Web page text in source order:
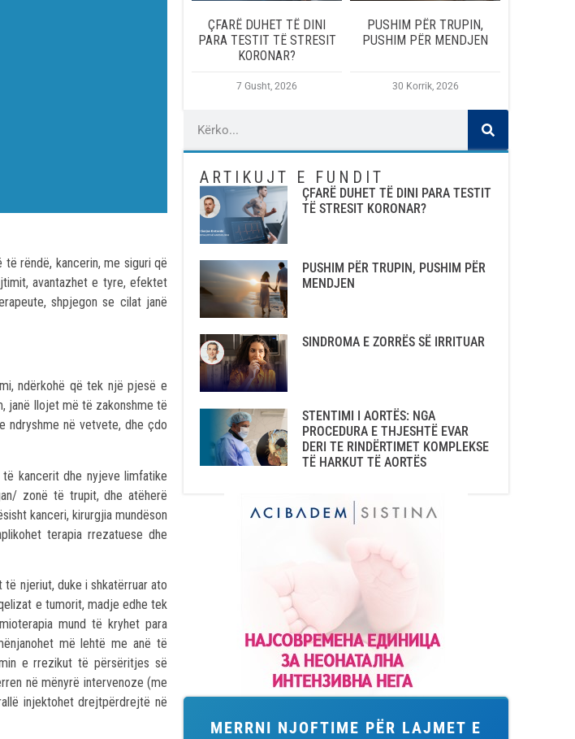
rëndë, kancerin, me siguri që
avantazhet e tyre, efektet
shpjegon se cilat janë
ndërkohë që tek një pjesë e
janë llojet më të zakonshme të
ndryshme në vetvete, dhe çdo
kancerit dhe nyjeve limfatike
zonë të trupit, dhe atëherë
kanceri, kirurgjia mundëson
terapia rrezatuese dhe
njeriut, duke i shkatërruar ato
e tumorit, madje edhe tek
mund të kryhet para
më lehtë me anë të
e rrezikut të përsëritjes së
në mënyrë intervenoze (me
injektohet drejtpërdrejtë në
ÇFARË DUHET TË DINI
PARA TESTIT TË STRESIT
KORONAR?
7 Gusht, 2026
PUSHIM PËR TRUPIN,
PUSHIM PËR MENDJEN
30 Korrik, 2026
ARTIKUJT E FUNDIT
ÇFARË DUHET TË DINI PARA TESTIT
TË STRESIT KORONAR?
PUSHIM PËR TRUPIN, PUSHIM PËR
MENDJEN
SINDROMA E ZORRËS SË IRRITUAR
STENTIMI I AORTËS: NGA
PROCEDURA E THJESHTË EVAR
DERI TE RINDËRTIMET KOMPLEKSE
TË HARKUT TË AORTËS
MERRNI NJOFTIME PËR LAJMET E